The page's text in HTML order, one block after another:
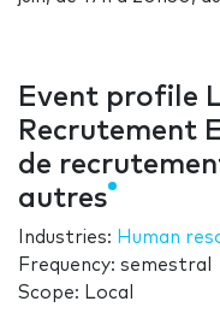
Event profile
Recrutement
de
autres
Industries: Human
Frequency: semestral
Scope: Local